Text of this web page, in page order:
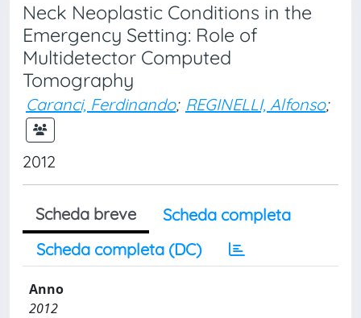
Neck Neoplastic Conditions in the
Emergency Setting: Role of
Multidetector Computed
Tomography
Caranci, Ferdinando; REGINELLI, Alfonso;
2012
Scheda breve
Scheda completa
Scheda completa (DC)
Anno
2012